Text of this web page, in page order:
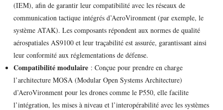
(IEM), afin de garantir leur compatibilité avec les réseaux de
communication tactique intégrés d’AeroVironment (par exemple, le
système ATAK). Les composants répondent aux normes de qualité
aérospatiales AS9100 et leur traçabilité est assurée, garantissant ainsi
leur conformité aux réglementations de défense.
Compatibilité modulaire: Conçue pour prendre en charge
l’architecture MOSA (Modular Open Systems Architecture)
d’AeroVironment pour les drones comme le P550, elle facilite
l’intégration, les mises à niveau et l’interopérabilité avec les systèmes